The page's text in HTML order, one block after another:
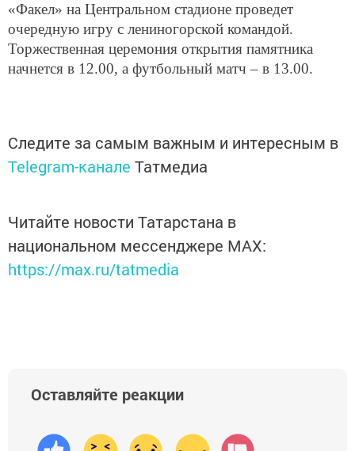
«Факел» на Центральном стадионе проведет
очередную игру с лениногорской командой.
Торжественная церемония открытия памятника
начнется в 12.00, а футбольный матч – в 13.00.
Следите за самым важным и интересным в
Telegram-канале Татмедиа
Читайте новости Татарстана в
национальном мессенджере MАХ:
https://max.ru/tatmedia
Оставляйте реакции